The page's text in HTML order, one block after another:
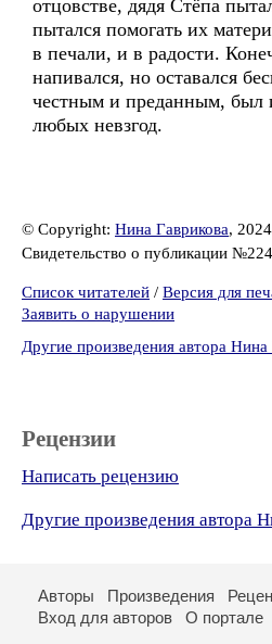
отцовстве, дядя Стёпа
пытался помогать их
в печали, и в радости.
напивался, но оставался
честным и преданным, был
любых невзгод.
© Copyright: Нина Гаврикова, 2024
Свидетельство о публикации
Список читателей / Версия для
Заявить о нарушении
Другие произведения автора Нина
Рецензии
Написать рецензию
Другие произведения автора
Авторы Произведения
Вход для авторов
О портале